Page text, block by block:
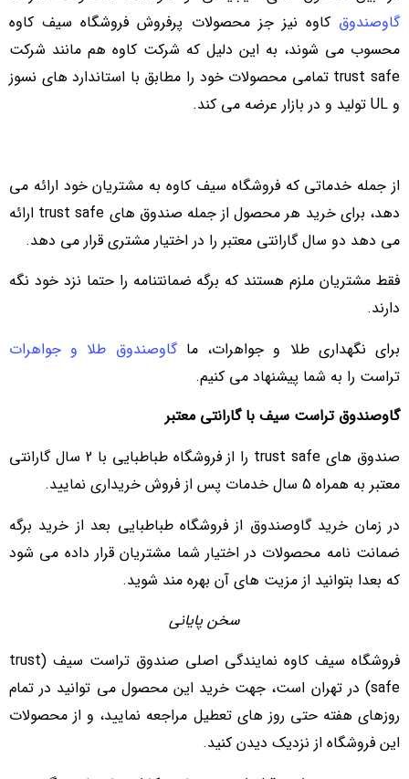
گاوصندوق کاوه نیز جز محصولات پرفروش فروشگاه سیف کاوه
محسوب می شوند، به این دلیل که شرکت کاوه هم مانند شرکت
trust safe تمامی محصولات خود را مطابق با استاندارد های نسوز
و UL تولید و در بازار عرضه می کند.
از جمله خدماتی که فروشگاه سیف کاوه به مشتریان خود ارائه می
دهد، برای خرید هر محصول از جمله صندوق های trust safe ارائه
می دهد دو سال گارانتی معتبر را در اختیار مشتری قرار می دهد.
فقط مشتریان ملزم هستند که برگه ضمانتنامه را حتما نزد خود نگه
دارند.
برای نگهداری طلا و جواهرات، ماگاوصندوق طلا و جواهرات
تراست را به شما پیشنهاد می کنیم.
گاوصندوق تراست سیف با گارانتی معتبر
صندوق های trust safe را از فروشگاه طباطبایی با 2 سال گارانتی
معتبر به همراه 5 سال خدمات پس از فروش خریداری نمایید.
در زمان خرید گاوصندوق از فروشگاه طباطبایی بعد از خرید برگه
ضمانت نامه محصولات در اختیار شما مشتریان قرار داده می شود
که بعدا بتوانید از مزیت های آن بهره مند شوید.
سخن پایانی
فروشگاه سیف کاوه نمایندگی اصلی صندوق تراست سیف (trust
safe) در تهران است، جهت خرید این محصول می توانید در تمام
روزهای هفته حتی روز های تعطیل مراجعه نمایید، و از محصولات
این فروشگاه از نزدیک دیدن کنید.